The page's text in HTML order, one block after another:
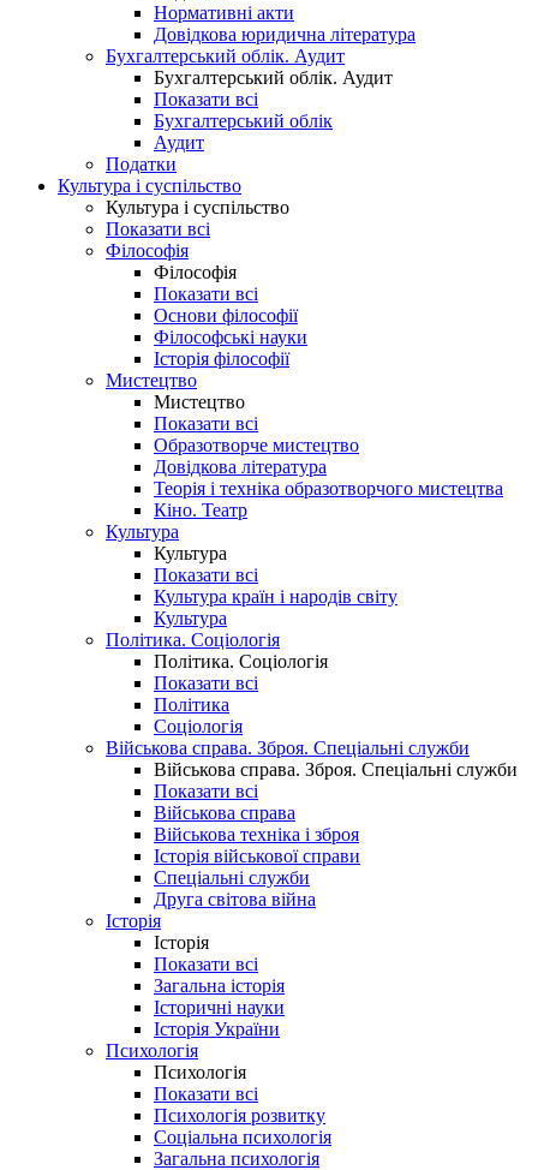
Нормативні акти
Довідкова юридична література
Бухгалтерський облік. Аудит
Бухгалтерський облік. Аудит
Показати всі
Бухгалтерський облік
Аудит
Податки
Культура і суспільство
Культура і суспільство
Показати всі
Філософія
Філософія
Показати всі
Основи філософії
Філософські науки
Історія філософії
Мистецтво
Мистецтво
Показати всі
Образотворче мистецтво
Довідкова література
Теорія і техніка образотворчого мистецтва
Кіно. Театр
Культура
Культура
Показати всі
Культура країн і народів світу
Культура
Політика. Соціологія
Політика. Соціологія
Показати всі
Політика
Соціологія
Військова справа. Зброя. Спеціальні служби
Військова справа. Зброя. Спеціальні служби
Показати всі
Військова справа
Військова техніка і зброя
Історія військової справи
Спеціальні служби
Друга світова війна
Історія
Історія
Показати всі
Загальна історія
Історичні науки
Історія України
Психологія
Психологія
Показати всі
Психологія розвитку
Соціальна психологія
Загальна психологія